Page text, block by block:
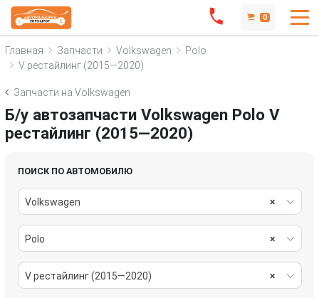
0
Главная Запчасти Volkswagen
Polo
V рестайлинг (2015—2020)
Запчасти на Volkswagen
Б/у автозапчасти Volkswagen Polo V
рестайлинг (2015—2020)
ПОИСК ПО АВТОМОБИЛЮ
×
Volkswagen
×
Polo
×
V рестайлинг (2015—2020)